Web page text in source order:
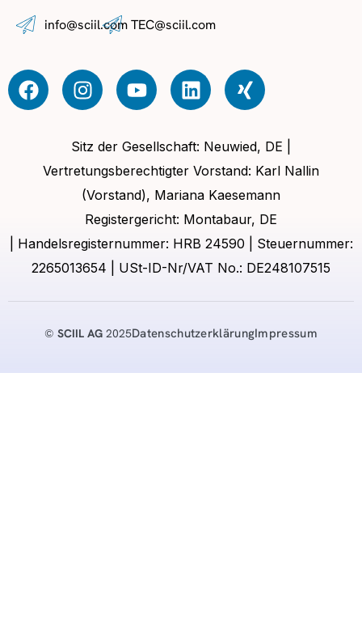
info@sciil.comTEC@sciil.com
Sitz der Gesellschaft: Neuwied, DE |
Vertretungsberechtigter Vorstand: Karl Nallin
(Vorstand), Mariana Kaesemann
Registergericht: Montabaur, DE
| Handelsregisternummer: HRB 24590 | Steuernummer:
2265013654 | USt-ID-Nr/VAT No.: DE248107515
©SCIIL AG 2025DatenschutzerklärungImpressum